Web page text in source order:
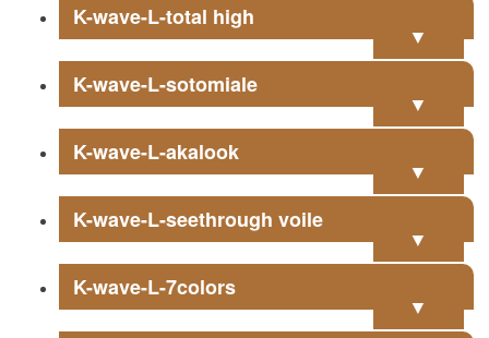
K-wave-L-total high
▼
K-wave-L-sotomiale
▼
K-wave-L-akalook
▼
K-wave-L-seethrough voile
▼
K-wave-L-7colors
▼